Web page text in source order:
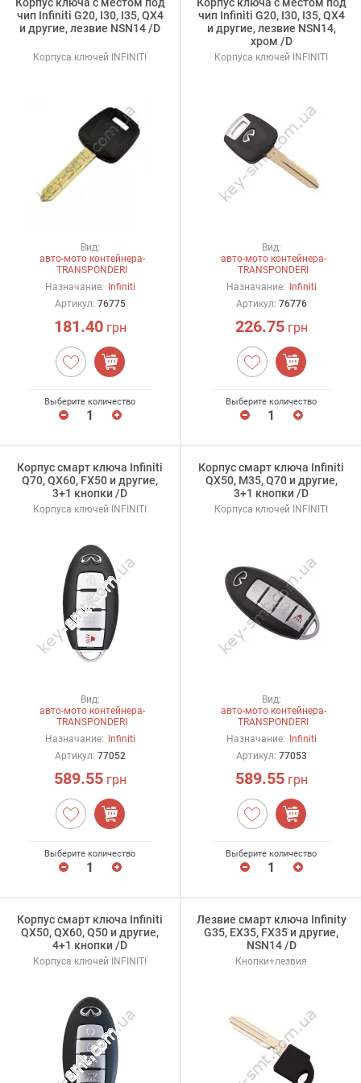
чип Infiniti G20, I30, I35, QX4
и другие, лезвие NSN14 /D
Корпуса ключей INFINITI
Вид:
авто-мото контейнера-
TRANSPONDERI
Назначание: Infiniti
Артикул: 76775
181.40грн
Выберите количество
чип Infiniti G20, I30, I35, QX4
и другие, лезвие NSN14,
хром /D
Корпуса ключей INFINITI
Вид:
авто-мото контейнера-
TRANSPONDERI
Назначание: Infiniti
Артикул: 76776
226.75грн
Выберите количество
Корпус смарт ключа Infiniti
Q70, QX60, FX50 и другие,
3+1 кнопки /D
Корпуса ключей INFINITI
Вид:
авто-мото контейнера-
TRANSPONDERI
Назначание: Infiniti
Артикул: 77052
589.55грн
Выберите количество
Корпус смарт ключа Infiniti
QX50, M35, Q70 и другие,
3+1 кнопки /D
Корпуса ключей INFINITI
Вид:
авто-мото контейнера-
TRANSPONDERI
Назначание: Infiniti
Артикул: 77053
589.55грн
Выберите количество
Корпус смарт ключа Infiniti
QX50, QX60, Q50 и другие,
4+1 кнопки /D
Корпуса ключей INFINITI
Лезвие смарт ключа Infinity
G35, EX35, FX35 и другие,
NSN14 /D
Кнопки+лезвия